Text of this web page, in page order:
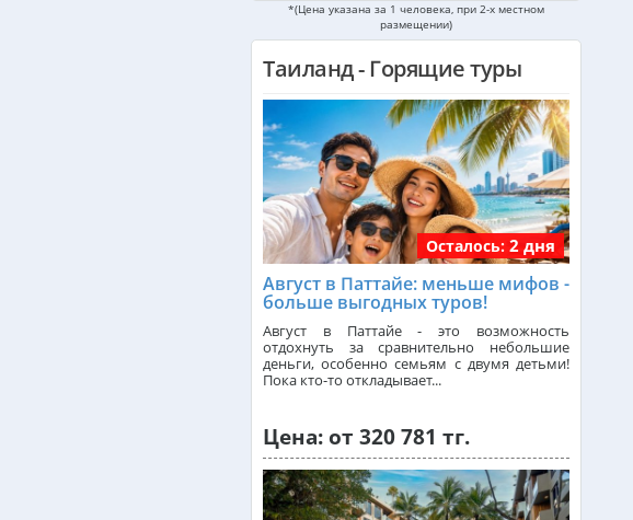
Черногория из Алматы
от 533 000 тг.
ОАЭ из Алматы
от 254 000 тг.
Кипр из Алматы
от 342 000 тг.
Шри-Ланка из Алматы
от 562 000 тг.
Катар из Алматы
от 335 000 тг.
Малайзия из Алматы
от 385 000 тг.
*(Цена указана за 1 человека, при 2-х местном
размещении)
Таиланд - Горящие туры
Осталось: 2 дня
Август в Паттайе: меньше мифов -
больше выгодных туров!
Август в Паттайе - это возможность
отдохнуть за сравнительно небольшие
деньги, особенно семьям с двумя детьми!
Пока кто-то откладывает...
Цена: от 320 781 тг.